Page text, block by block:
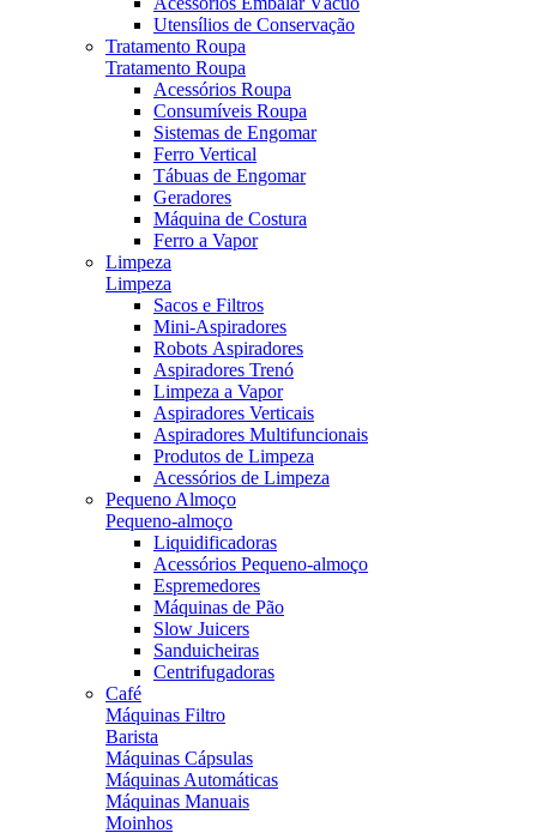
Utensílios de Conservação
Tratamento Roupa
Tratamento Roupa
Acessórios Roupa
Consumíveis Roupa
Sistemas de Engomar
Ferro Vertical
Tábuas de Engomar
Geradores
Máquina de Costura
Ferro a Vapor
Limpeza
Limpeza
Sacos e Filtros
Mini-Aspiradores
Robots Aspiradores
Aspiradores Trenó
Limpeza a Vapor
Aspiradores Verticais
Aspiradores Multifuncionais
Produtos de Limpeza
Acessórios de Limpeza
Pequeno Almoço
Pequeno-almoço
Liquidificadoras
Acessórios Pequeno-almoço
Espremedores
Máquinas de Pão
Slow Juicers
Sanduicheiras
Centrifugadoras
Café
Máquinas Filtro
Barista
Máquinas Cápsulas
Máquinas Automáticas
Máquinas Manuais
Moinhos